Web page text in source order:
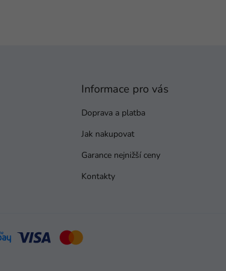
Informace pro vás
Doprava a platba
Jak nakupovat
Garance nejnižší ceny
Kontakty